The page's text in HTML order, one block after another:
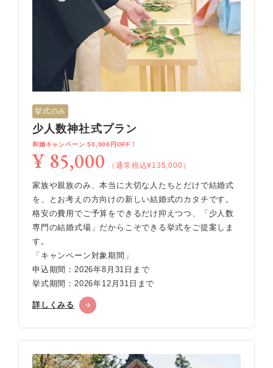
挙式のみ
少人数神社式プラン
和婚キャンペーン 50,000円OFF！
¥ 85,000 （通常税込¥135,000）
家族や親族のみ、本当に大切な人たちとだけで結婚式
を、とお考えの方向けの新しい結婚式のカタチです。
格安の費用でご予算をできるだけ抑えつつ、「少人数
専門の結婚式場」だからこそできる挙式をご提案しま
す。
「キャンペーン対象期間」
申込期間：2026年8月31日まで
挙式期間：2026年12月31日まで
詳しくみる